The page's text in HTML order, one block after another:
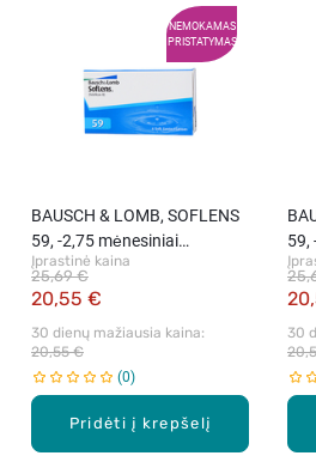
NEMOKAMAS
PRISTATYMAS
Pridėti į krepšelį
BAUSCH & LOMB, SOFLENS
59, -2,75 mėnesiniai
kontaktiniai lęšiai, 6 vnt.
Įprastinė kaina
20,55 €
25,69 €
30 dienų mažiausia kaina:
20,55 €
0
59,
30